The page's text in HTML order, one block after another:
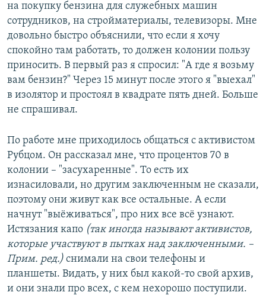
на покупку бензина для служебных машин
сотрудников, на стройматериалы, телевизоры. Мне
довольно быстро объяснили, что если я хочу
спокойно там работать, то должен колонии пользу
приносить. В первый раз я спросил: "А где я возьму
вам бензин?" Через 15 минут после этого я "выехал"
в изолятор и простоял в квадрате пять дней. Больше
не спрашивал.
По работе мне приходилось общаться с активистом
Рубцом. Он рассказал мне, что процентов 70 в
колонии – "засухаренные". То есть их
изнасиловали, но другим заключенным не сказали,
поэтому они живут как все остальные. А если
начнут "выёживаться", про них все всё узнают.
Истязания капо (так иногда называют активистов,
которые участвуют в пытках над заключенными. –
Прим. ред.) снимали на свои телефоны и
планшеты. Видать, у них был какой-то свой архив,
и они знали про всех, с кем нехорошо поступили.